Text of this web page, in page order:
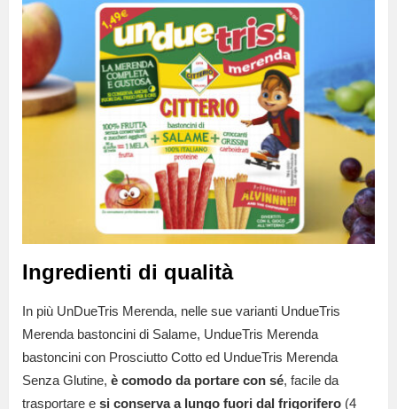
Ingredienti di qualità
In più UnDueTris Merenda, nelle sue varianti UndueTris
Merenda bastoncini di Salame, UndueTris Merenda
bastoncini con Prosciutto Cotto ed UndueTris Merenda
Senza Glutine, è comodo da portare con sé, facile da
trasportare e si conserva a lungo fuori dal frigorifero (4